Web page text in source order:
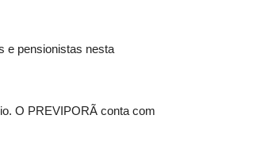
e pensionistas nesta
O PREVIPORÃ conta com